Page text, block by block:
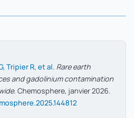
Tripier R, et al. Rare earth
and gadolinium contamination
. Chemosphere, janvier 2026.